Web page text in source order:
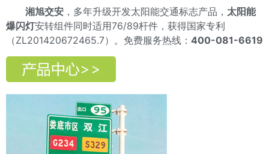
湘旭交安 ，多年升级开发太阳能交通标志产品， 太阳能
爆闪灯安转组件同时适用76/89杆件，获得国家专利
（ZL201420672465.7） 。免费服务热线： 400-081-6619